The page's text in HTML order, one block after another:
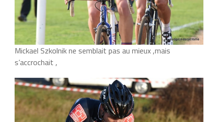
Mickael Szkolnik ne semblait pas au mieux ,mais
s’accrochait ,